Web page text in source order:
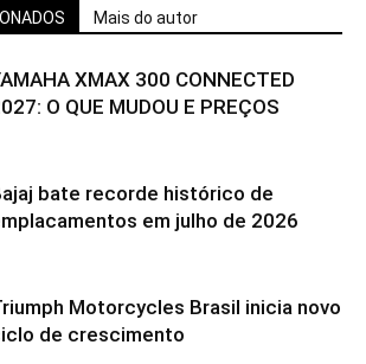
Mais do autor
XMAX 300 CONNECTED
O QUE MUDOU E PREÇOS
bate recorde histórico de
em julho de 2026
Motorcycles Brasil inicia novo
de crescimento